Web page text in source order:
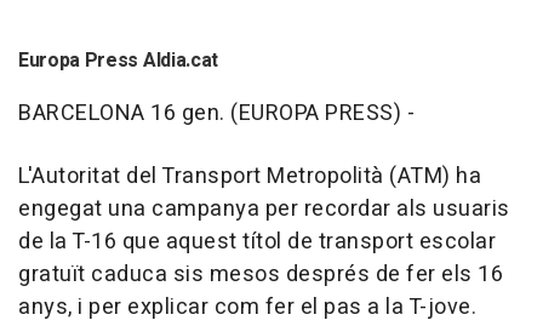
Europa Press Aldia.cat
BARCELONA 16 gen. (EUROPA PRESS) -
L'Autoritat del Transport Metropolità (ATM) ha
engegat una campanya per recordar als usuaris
de la T-16 que aquest títol de transport escolar
gratuït caduca sis mesos després de fer els 16
anys, i per explicar com fer el pas a la T-jove.